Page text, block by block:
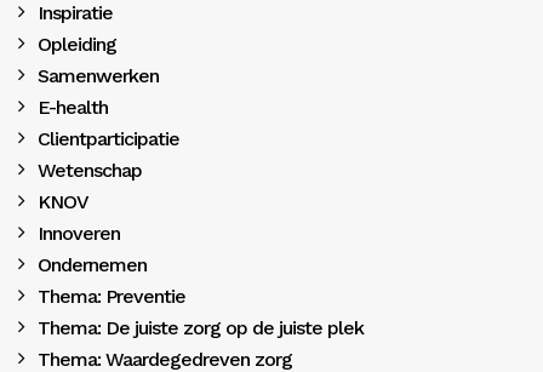
Inspiratie
Opleiding
Samenwerken
E-health
Clientparticipatie
Wetenschap
KNOV
Innoveren
Ondernemen
Thema: Preventie
Thema: De juiste zorg op de juiste plek
Thema: Waardegedreven zorg